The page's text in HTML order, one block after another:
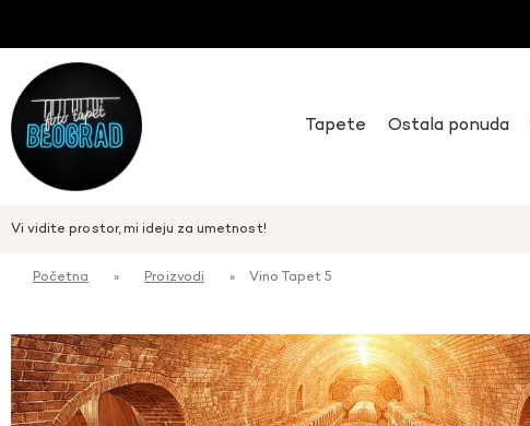
Tapete Ostala ponuda
Vi vidite prostor, mi ideju za umetnost!
Početna » Proizvodi » Vino Tapet 5